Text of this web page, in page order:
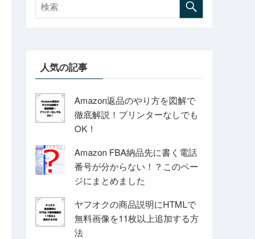
人気の記事
Amazon返品のやり方を図解で
徹底解説！プリンターなしでも
OK！
Amazon FBA納品先に書く電話
番号が分からない！？このペー
ジにまとめました
ヤフオクの商品説明にHTMLで
無料画像を11枚以上追加する方
法